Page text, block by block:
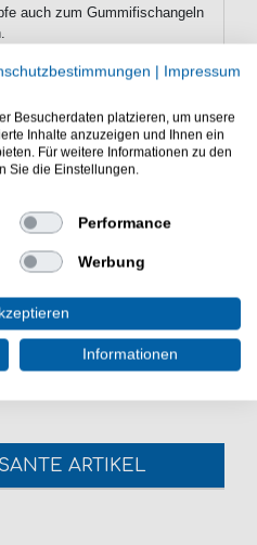
auch zum Gummifischangeln
Zeck Predator
zum Spinnfischen auf Hecht
dickbäuchige Gummifische
in gewählter Variante
Head Jigköpfe sind gut zum
mit Gummishads. Die
auf große Raubfische.
ARTIKEL
| Impressum
Besucherdaten platzieren, um unsere
Inhalte anzuzeigen und Ihnen ein
Für weitere Informationen zu den
Sie die Einstellungen.
Performance
Werbung
Informationen